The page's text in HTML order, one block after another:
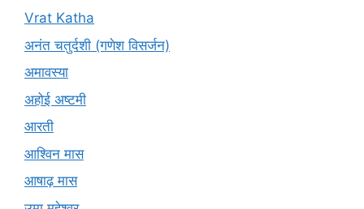
Vrat Katha
अनंत चतुर्दशी (गणेश विसर्जन)
अमावस्या
अहोई अष्टमी
आरती
आश्विन मास
आषाढ़ मास